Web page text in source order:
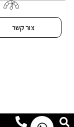
צור קשר